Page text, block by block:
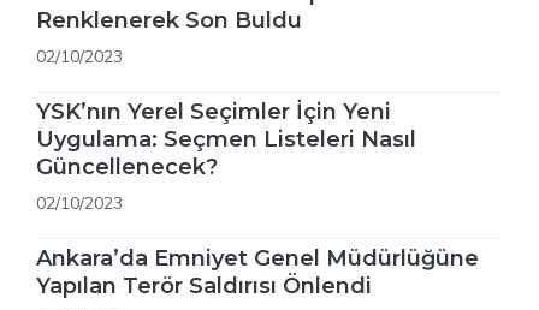
Renklenerek Son Buldu
02/10/2023
YSK’nın Yerel Seçimler İçin Yeni
Uygulama: Seçmen Listeleri Nasıl
Güncellenecek?
02/10/2023
Ankara’da Emniyet Genel Müdürlüğüne
Yapılan Terör Saldırısı Önlendi